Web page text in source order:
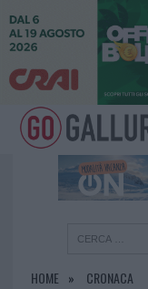
HOME CRONACA